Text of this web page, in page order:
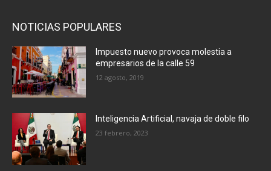
NOTICIAS POPULARES
Impuesto nuevo provoca molestia a
empresarios de la calle 59
12 agosto, 2019
Inteligencia Artificial, navaja de doble filo
23 febrero, 2023